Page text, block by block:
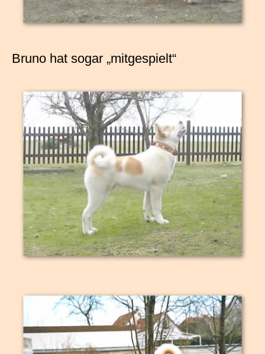
Bruno hat sogar „mitgespielt“